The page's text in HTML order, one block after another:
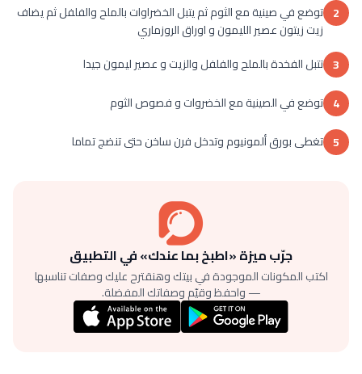
2 توضع في صينية مع الثوم ثم يتبل الخضراوات بالملح والفلفل ثم يضاف
زيت زيتون عصير الليمون و اوراق الروزماري
3 تتبل الفخدة بالملح والفلفل والزيت و عصير ليمون جيدا
4 توضع في الصينية مع الخضروات و فصوص الثوم
5 تغطى بورق ألمونيوم وتدخل فرن ساخن حتى تنضج تماما
جرّب ميزة «اطبخ بما عندك» في التطبيق
اكتب المكونات الموجودة في بيتك وهنقترح عليك وصفات تناسبها
— واحفظ وقيّم وصفاتك المفضلة.